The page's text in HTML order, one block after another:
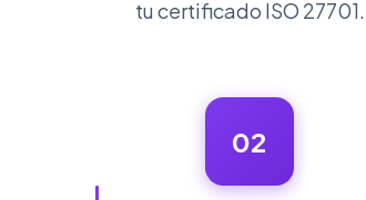
tu certificado ISO 27701.
02